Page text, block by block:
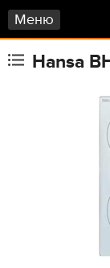
Меню
Hansa